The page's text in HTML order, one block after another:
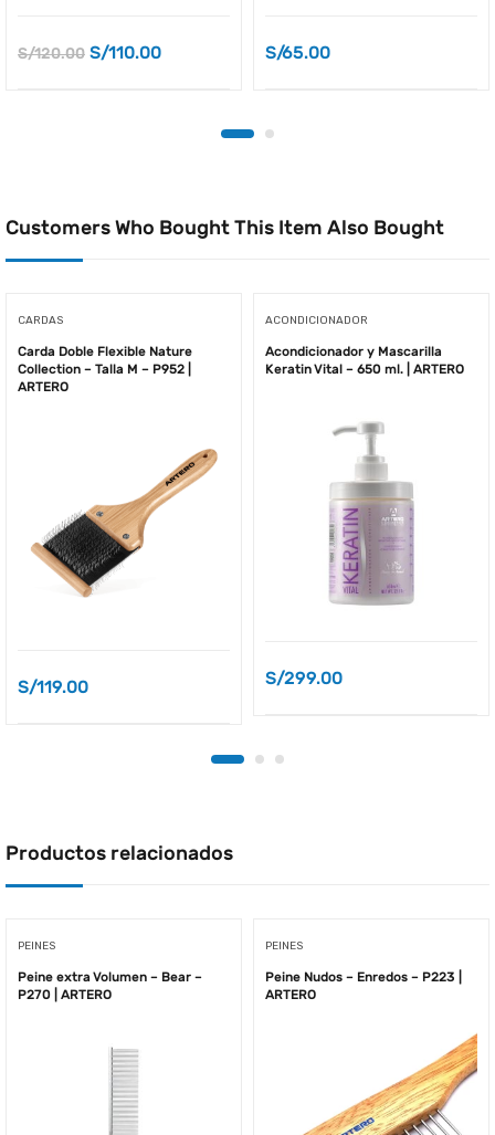
S/120.00 S/110.00 S/65.00
Customers Who Bought This Item Also Bought
CARDAS
Carda Doble Flexible Nature
Collection – Talla M – P952 |
ARTERO
S/119.00
ACONDICIONADOR
Acondicionador y Mascarilla
Keratin Vital – 650 ml. | ARTERO
S/299.00
Productos relacionados
PEINES
Peine extra Volumen – Bear –
P270 | ARTERO
PEINES
Peine Nudos – Enredos – P223 |
ARTERO